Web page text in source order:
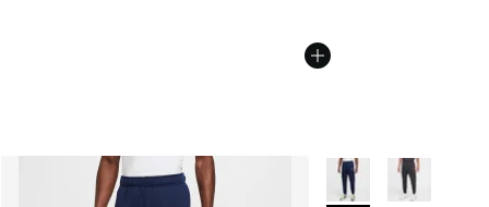
Meer kleuren